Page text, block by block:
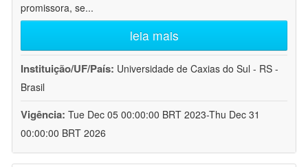
promissora, se...
leia mais
Instituição/UF/País: Universidade de Caxias do Sul - RS -
Brasil
Vigência: Tue Dec 05 00:00:00 BRT 2023-Thu Dec 31
00:00:00 BRT 2026